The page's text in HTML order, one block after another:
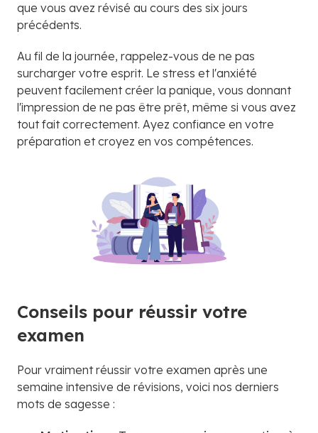
que vous avez révisé au cours des six jours
précédents.
Au fil de la journée, rappelez-vous de ne pas
surcharger votre esprit. Le stress et l'anxiété
peuvent facilement créer la panique, vous donnant
l'impression de ne pas être prêt, même si vous avez
tout fait correctement. Ayez confiance en votre
préparation et croyez en vos compétences.
Conseils pour réussir votre
examen
Pour vraiment réussir votre examen après une
semaine intensive de révisions, voici nos derniers
mots de sagesse :